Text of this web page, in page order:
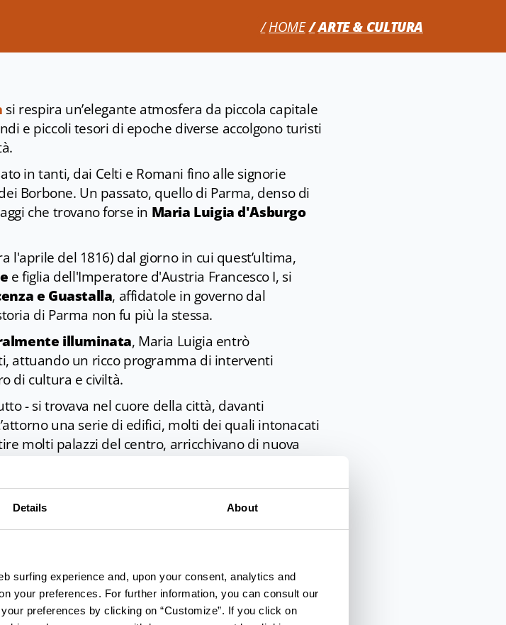
Details About
surfing experience and, upon your consent, analytics and
your preferences. For further information, you can consult our
preferences by clicking on “Customize”. If you click on
HOME ARTE & CULTURA
si respira un’elegante atmosfera da piccola capitale
e piccoli tesori di epoche diverse accolgono turisti
in tanti, dai Celti e Romani fino alle signorie
Borbone. Un passato, quello di Parma, denso di
che trovano forse in Maria Luigia d'Asburgo
l'aprile del 1816) dal giorno in cui quest’ultima,
e figlia dell'Imperatore d'Austria Francesco I, si
e Guastalla, affidatole in governo dal
di Parma non fu più la stessa.
illuminata, Maria Luigia entrò
attuando un ricco programma di interventi
di cultura e civiltà.
- si trovava nel cuore della città, davanti
una serie di edifici, molti dei quali intonacati
molti palazzi del centro, arricchivano di nuova
Museo Glauco Lombardi, sono esposti i cimeli di
marito Napoleone Bonaparte. Quasi di fronte si
, inaugurato il 13 maggio 1829 con la Zaira di
in tutta la sua eleganza.
Collegio dei Nobili, fondato da Ranuccio I Farnese
la dominazione francese e fatto riaprire dalla
. A questo si aggiungono i ponti sul fiume Taro e